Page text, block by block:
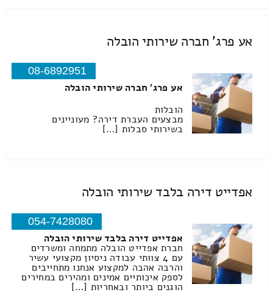
אע פרג' חברה שירותי הובלה
08-6892951
אע פרג' חברה שירותי הובלה
הובלות
מבצעים העברת דירה? מעוניינים
בשירותי סבלות […]
אפדייט דירה בלבד שירותי הובלה
054-7428080
אפדייט דירה בלבד שירותי הובלה
חברת אפדייט הובלה מתמחה ומשרדים
עם 4 צוותי עבודה ניסיון מקצועי עשיר
והרבה אהבה למקצוע אנחנו מתחייבים
לספק איכותיים אמינים ומהירים במחירים
הוגנים ביותר ובאחריות […]